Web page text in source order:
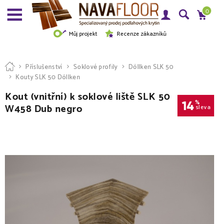
Můj projekt Recenze zákazníků
0
Příslušenství Soklové profily
Döllken SLK 50
Kouty SLK 50 Döllken
Kout (vnitřní) k soklové liště SLK 50
W458 Dub negro 14%
sleva